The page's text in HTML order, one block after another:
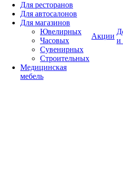
Для ресторанов
Для автосалонов
Для магазинов
Ювелирных
Часовых
Сувенирных
Строительных
Медицинская
мебель
Акции
и